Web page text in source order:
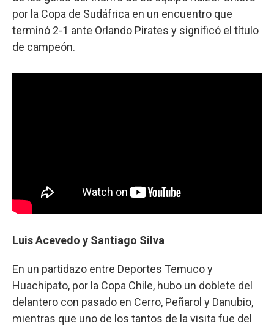
por la Copa de Sudáfrica en un encuentro que
terminó 2-1 ante Orlando Pirates y significó el título
de campeón.
Luis Acevedo y Santiago Silva
En un partidazo entre Deportes Temuco y
Huachipato, por la Copa Chile, hubo un doblete del
delantero con pasado en Cerro, Peñarol y Danubio,
mientras que uno de los tantos de la visita fue del